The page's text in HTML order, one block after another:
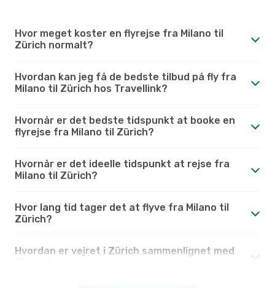
Hvor meget koster en flyrejse fra Milano til
Zürich normalt?
Hvordan kan jeg få de bedste tilbud på fly fra
Milano til Zürich hos Travellink?
Hvornår er det bedste tidspunkt at booke en
flyrejse fra Milano til Zürich?
Hvornår er det ideelle tidspunkt at rejse fra
Milano til Zürich?
Hvor lang tid tager det at flyve fra Milano til
Zürich?
Hvordan er vejret i Zürich sammenlignet med